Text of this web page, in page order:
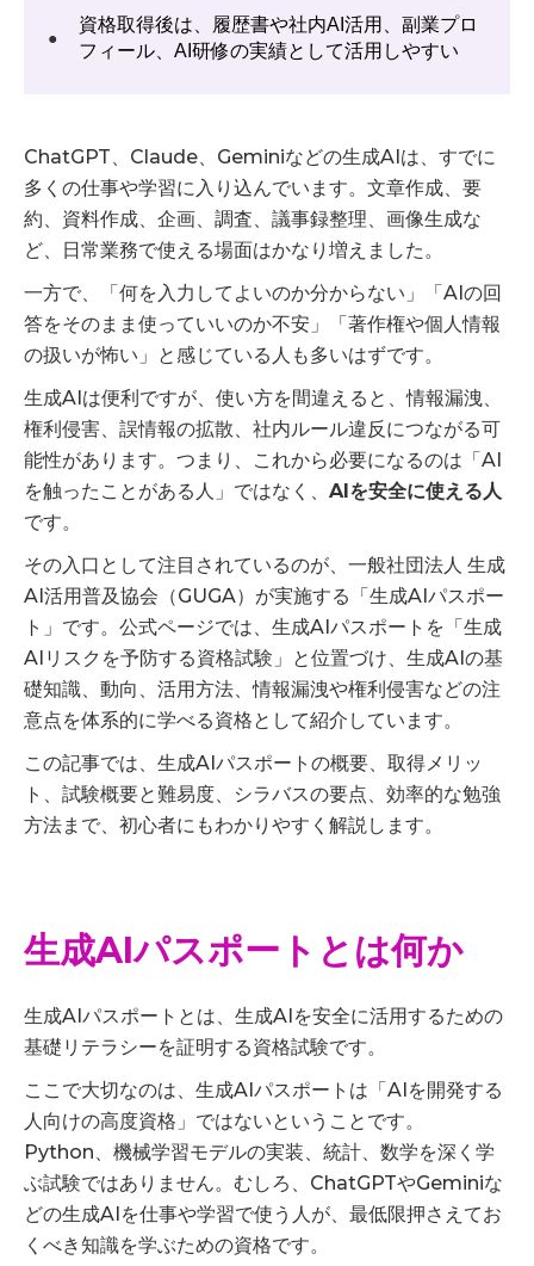
●
資格取得後は、履歴書や社内AI活用、副業プロ
フィール、AI研修の実績として活用しやすい
ChatGPT、Claude、Geminiなどの生成AIは、すでに
多くの仕事や学習に入り込んでいます。文章作成、要
約、資料作成、企画、調査、議事録整理、画像生成な
ど、日常業務で使える場面はかなり増えました。
一方で、「何を入力してよいのか分からない」「AIの回
答をそのまま使っていいのか不安」「著作権や個人情報
の扱いが怖い」と感じている人も多いはずです。
生成AIは便利ですが、使い方を間違えると、情報漏洩、
権利侵害、誤情報の拡散、社内ルール違反につながる可
能性があります。つまり、これから必要になるのは「AI
を触ったことがある人」ではなく、 AIを安全に使える人
です。
その入口として注目されているのが、一般社団法人 生成
AI活用普及協会（GUGA）が実施する「生成AIパスポー
ト」です。公式ページでは、生成AIパスポートを「生成
AIリスクを予防する資格試験」と位置づけ、生成AIの基
礎知識、動向、活用方法、情報漏洩や権利侵害などの注
意点を体系的に学べる資格として紹介しています。
この記事では、生成AIパスポートの概要、取得メリッ
ト、試験概要と難易度、シラバスの要点、効率的な勉強
方法まで、初心者にもわかりやすく解説します。
生成AIパスポートとは何か
生成AIパスポートとは、生成AIを安全に活用するための
基礎リテラシーを証明する資格試験です。
ここで大切なのは、生成AIパスポートは「AIを開発する
人向けの高度資格」ではないということです。
Python、機械学習モデルの実装、統計、数学を深く学
ぶ試験ではありません。むしろ、ChatGPTやGeminiな
どの生成AIを仕事や学習で使う人が、最低限押さえてお
くべき知識を学ぶための資格です。